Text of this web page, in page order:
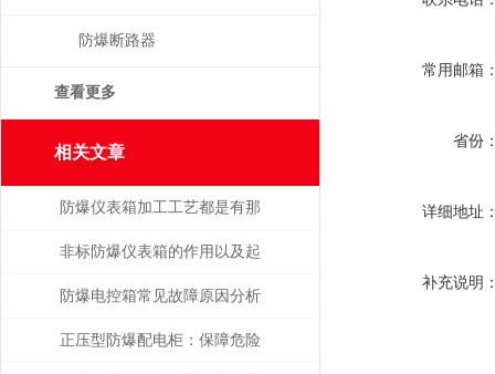
常用邮箱
省份
详细地址
补充说明
防爆断路器
查看更多
相关文章
防爆仪表箱加工工艺都是有那
些
非标防爆仪表箱的作用以及起
到的保护作用
防爆电控箱常见故障原因分析
及解决方法！
正压型防爆配电柜：保障危险